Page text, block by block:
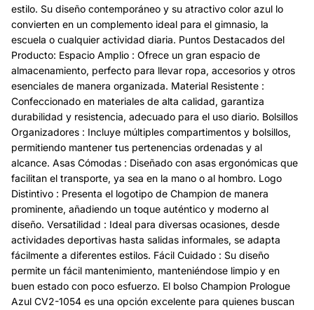
estilo. Su diseño contemporáneo y su atractivo color azul lo
convierten en un complemento ideal para el gimnasio, la
escuela o cualquier actividad diaria. Puntos Destacados del
Producto: Espacio Amplio : Ofrece un gran espacio de
almacenamiento, perfecto para llevar ropa, accesorios y otros
esenciales de manera organizada. Material Resistente :
Confeccionado en materiales de alta calidad, garantiza
durabilidad y resistencia, adecuado para el uso diario. Bolsillos
Organizadores : Incluye múltiples compartimentos y bolsillos,
permitiendo mantener tus pertenencias ordenadas y al
alcance. Asas Cómodas : Diseñado con asas ergonómicas que
facilitan el transporte, ya sea en la mano o al hombro. Logo
Distintivo : Presenta el logotipo de Champion de manera
prominente, añadiendo un toque auténtico y moderno al
diseño. Versatilidad : Ideal para diversas ocasiones, desde
actividades deportivas hasta salidas informales, se adapta
fácilmente a diferentes estilos. Fácil Cuidado : Su diseño
permite un fácil mantenimiento, manteniéndose limpio y en
buen estado con poco esfuerzo. El bolso Champion Prologue
Azul CV2-1054 es una opción excelente para quienes buscan